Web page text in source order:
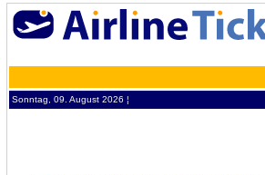
Sonntag, 09. August 2026 ¦